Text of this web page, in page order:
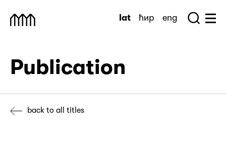
Muzej Savremene Umetnosti
lat ћир eng
Publication
back to all titles